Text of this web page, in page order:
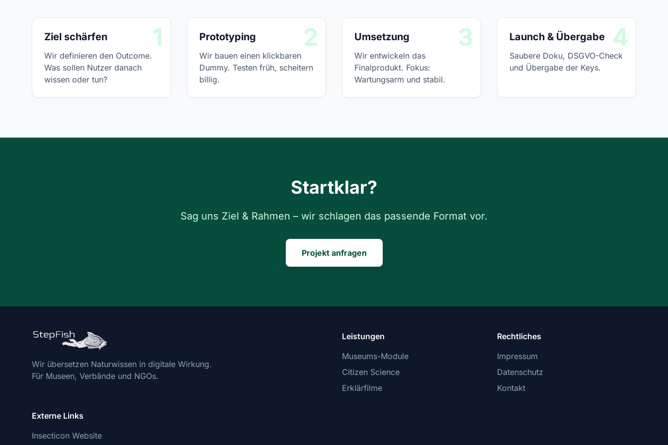
1
Ziel schärfen
Wir definieren den Outcome.
Was sollen Nutzer danach
wissen oder tun?
2
Prototyping
Wir bauen einen klickbaren
Dummy. Testen früh, scheitern
billig.
3
Umsetzung
Wir entwickeln das
Finalprodukt. Fokus:
Wartungsarm und stabil.
4
Launch & Übergabe
Saubere Doku, DSGVO-Check
und Übergabe der Keys.
Startklar?
Sag uns Ziel & Rahmen – wir schlagen das passende Format vor.
Projekt anfragen
Wir übersetzen Naturwissen in digitale Wirkung.
Für Museen, Verbände und NGOs.
Leistungen
Museums-Module
Citizen Science
Erklärfilme
Rechtliches
Impressum
Datenschutz
Kontakt
Externe Links
Insecticon Website